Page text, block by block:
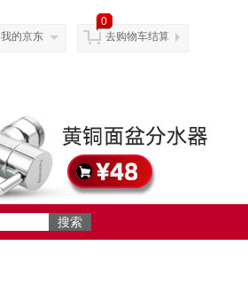
我的京东
0
去购物车结算